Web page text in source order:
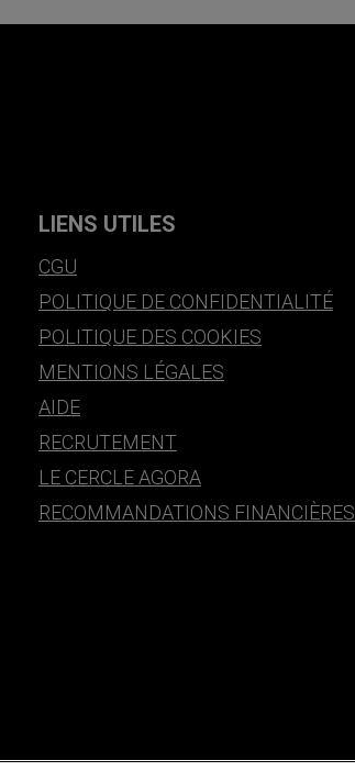
LIENS UTILES
CGU
POLITIQUE DE CONFIDENTIALITÉ
POLITIQUE DES COOKIES
MENTIONS LÉGALES
AIDE
RECRUTEMENT
LE CERCLE AGORA
RECOMMANDATIONS FINANCIÈRES